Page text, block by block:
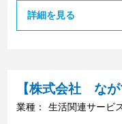
詳細を見る
【株式会社 なが
業種： 生活関連サービ